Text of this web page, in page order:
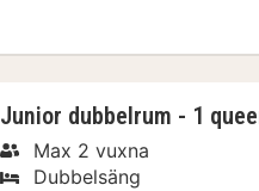
Junior dubbelrum - 1
Max 2 vuxna
Dubbelsäng